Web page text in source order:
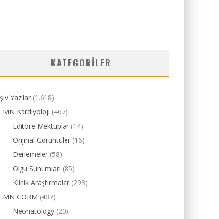
KATEGORILER
Yazılar (1.618)
MN Kardiyoloji (467)
Editöre Mektuplar (14)
Orijinal Görüntüler (16)
Derlemeler (58)
Olgu Sunumları (85)
Klinik Araştırmalar (293)
MN GORM (487)
Neonatology (20)